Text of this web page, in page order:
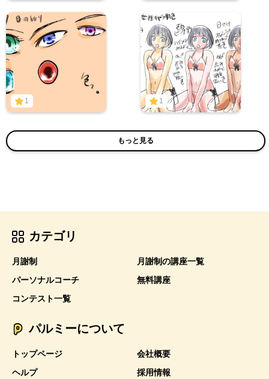
1 1
もっと見る
カテゴリ
月謝制
月謝制の講座一覧
パーソナルコーチ
無料講座
コンテスト一覧
パルミーについて
トップページ
会社概要
ヘルプ
採用情報